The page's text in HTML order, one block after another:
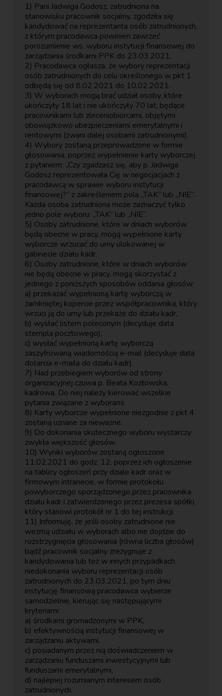
1) Pani Jadwiga Godosz, zatrudniona na
stanowisku pracownik socjalny, zgodziła się
kandydować na reprezentanta osób zatrudnionych,
z którym pracodawca powinien zawrzeć
porozumienie ws. wyboru instytucji finansowej do
zarządzania środkami PPK do 23.03.2021.
2) Pracodawca ogłasza, że wybory reprezentacji
osób zatrudnionych do celu określonego w pkt 1
odbędą się od 8.02.2021 do 10.02.2021.
3) W wyborach mogą brać udział osoby, które
ukończyły 18 lat i nie ukończyły 70 lat, będące
pracownikami lub zleceniobiorcami, objętymi
obowiązkowo ubezpieczeniami emerytalnymi i
rentowymi (zwani dalej osobami zatrudnionymi).
4) Wybory zostaną przeprowadzone w formie
głosowania, poprzez wypełnienie karty wyborczej
z pytaniem: „Czy zgadzasz się, aby p. Jadwiga
Godosz reprezentowała Cię w negocjacjach z
pracodawcą w sprawie wyboru instytucji
finansowej?” z zakreśleniem pola „TAK” lub „NIE”.
Każda osoba zatrudniona może zaznaczyć tylko
jedno pole wyboru: „TAK” lub „NIE”.
5) Osoby zatrudnione, które w dniach wyborów
będą obecne w pracy, mogą wypełnione karty
wyborcze wrzucać do urny ulokowanej w
gabinecie działu kadr.
6) Osoby zatrudnione, które w dniach wyborów
nie będą obecne w pracy, mogą skorzystać z
jednego z poniższych sposobów oddania głosów:
a) przekazać wypełnioną kartę wyborczą w
zamkniętej kopercie przez współpracownika, który
wrzuci ją do urny lub przekaże do działu kadr,
b) wysłać listem poleconym (decyduje data
stempla pocztowego),
c) wysłać wypełnioną kartę wyborczą
zaszyfrowaną wiadomością e-mail (decyduje data
dotarcia e-maila do działu kadr).
7) Nad przebiegiem wyborów od strony
organizacyjnej czuwa p. Beata Kozłowska,
kadrowa. Do niej należy kierować wszelkie
pytania związane z wyborami.
8) Karty wyborcze wypełnione niezgodnie z pkt 4
zostaną uznane za nieważne.
9) Do dokonania skutecznego wyboru wystarczy
zwykła większość głosów.
10) Wyniki wyborów zostaną ogłoszone
11.02.2021 do godz. 12, poprzez ich ogłoszenie
na tablicy ogłoszeń przy dziale kadr oraz w
firmowym intranecie, w formie protokołu
powyborczego sporządzonego przez pracownika
działu kadr i zatwierdzonego przez prezesa spółki,
który stanowi protokół nr 1 do tej instrukcji.
11) Informuję, że jeśli osoby zatrudnione nie
wezmą udziału w wyborach albo nie dojdzie do
rozstrzygnięcia głosowania (równa liczba głosów)
bądź pracownik socjalny zrezygnuje z
kandydowania lub też w innych przypadkach
niedokonania wyboru reprezentacji osób
zatrudnionych do 23.03.2021, po tym dniu
instytucję finansową pracodawca wybierze
samodzielnie, kierując się następującymi
kryteriami:
a) środkami gromadzonymi w PPK,
b) efektywnością instytucji finansowej w
zarządzaniu aktywami,
c) posiadanym przez nią doświadczeniem w
zarządzaniu funduszami inwestycyjnymi lub
funduszami emerytalnymi,
d) najlepiej rozumianym interesem osób
zatrudnionych.